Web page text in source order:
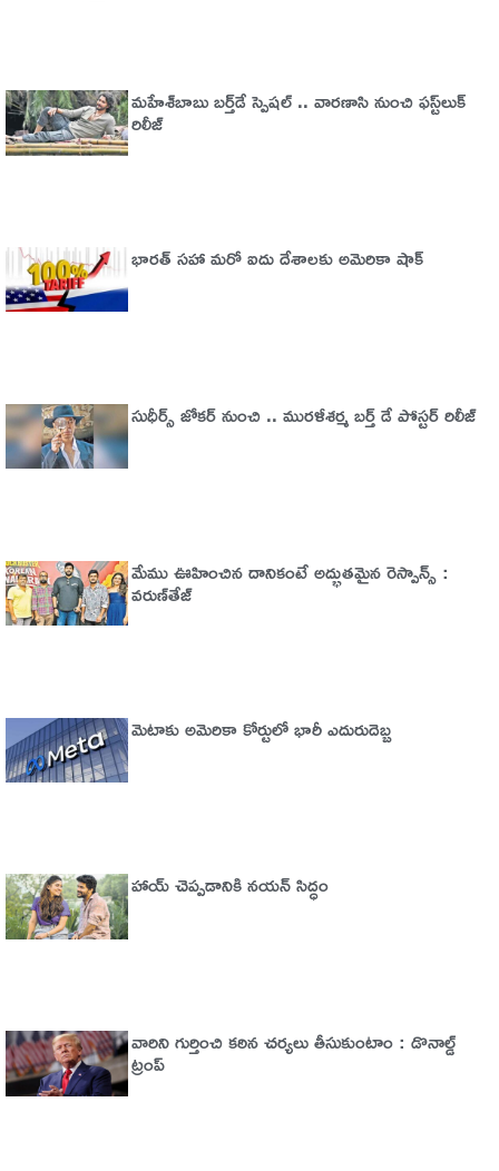
మహేశ్​బాబు బర్త్​డే స్పెషల్ .. వారణాసి నుంచి ఫస్ట్​లుక్
రిలీజ్
భారత్‌ సహా మరో ఐదు దేశాలకు అమెరికా షాక్
సుధీర్స్ జోకర్ నుంచి .. మురళీశర్మ బర్త్ డే పోస్టర్ రిలీజ్
మేము ఊహించిన దానికంటే అద్భుతమైన రెస్పాన్స్ :
వరుణ్‌తేజ్‌
మెటాకు అమెరికా కోర్టులో భారీ ఎదురుదెబ్బ
హాయ్ చెప్పడానికి నయన్ సిద్ధం
వారిని గుర్తించి కఠిన చర్యలు తీసుకుంటాం : డొనాల్డ్
ట్రంప్